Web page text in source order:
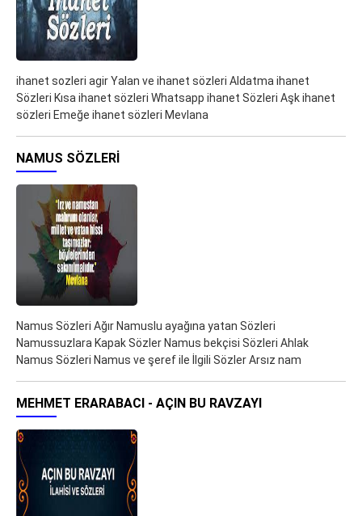
ihanet sozleri agir Yalan ve ihanet sözleri Aldatma ihanet
Sözleri Kısa ihanet sözleri Whatsapp ihanet Sözleri Aşk ihanet
sözleri Emeğe ihanet sözleri Mevlana
NAMUS SÖZLERI
Namus Sözleri Ağır Namuslu ayağına yatan Sözleri
Namussuzlara Kapak Sözler Namus bekçisi Sözleri Ahlak
Namus Sözleri Namus ve şeref ile İlgili Sözler Arsız nam
MEHMET ERARABACI - AÇIN BU RAVZAYI